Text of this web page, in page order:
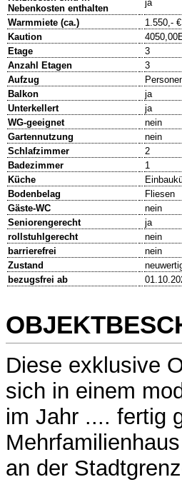
Nebenkosten enthalten
ja
Warmmiete (ca.)
1.550,- €
Kaution
Etage
3
Anzahl Etagen
3
Aufzug
Balkon
ja
Unterkellert
ja
WG-geeignet
nein
Gartennutzung
nein
Schlafzimmer
2
Badezimmer
1
Küche
Bodenbelag
Fliesen
Gäste-WC
nein
Seniorengerecht
ja
rollstuhlgerecht
nein
barrierefrei
nein
Zustand
bezugsfrei ab
Diese exklusive
sich in einem
im Jahr .... fertig
an der